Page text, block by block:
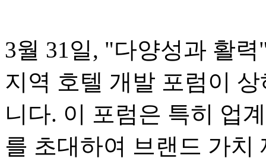
3월 31일, "다양성과 활
지역 호텔 개발 포럼이
니다. 이 포럼은 특히 업
를 초대하여 브랜드 가치